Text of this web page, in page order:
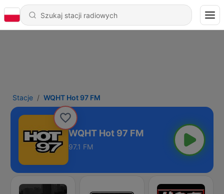
Stacje WQHT Hot 97 FM
WQHT Hot 97 FM
97.1 FM